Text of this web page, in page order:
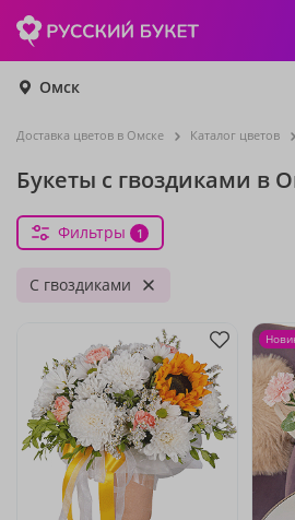
Омск
Доставка цветов в Омске Каталог цветов
Букеты с гвоздиками в
Фильтры 1
С гвоздиками